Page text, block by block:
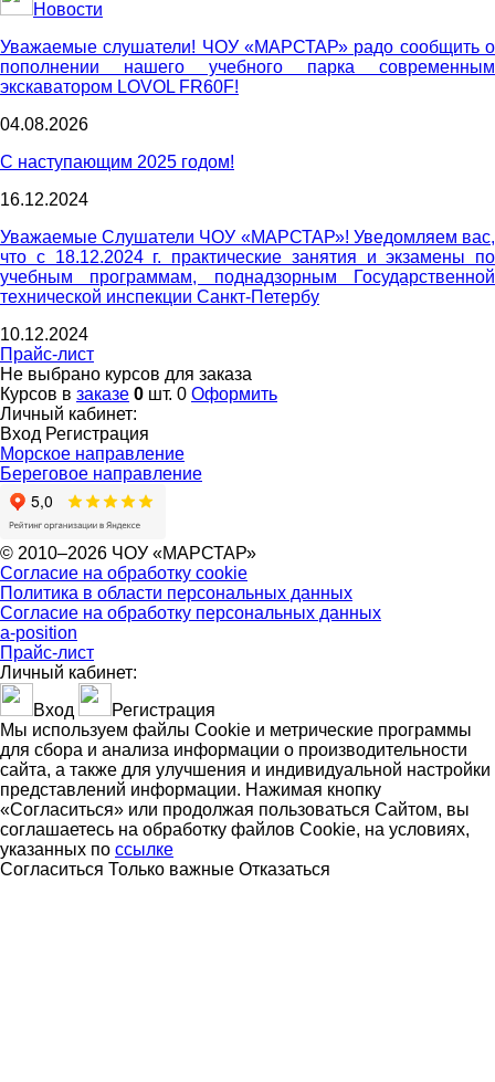
Новости
Уважаемые слушатели! ЧОУ «МАРСТАР» радо сообщить о
пополнении нашего учебного парка современным
экскаватором LOVOL FR60F!
04.08.2026
С наступающим 2025 годом!
16.12.2024
Уважаемые Слушатели ЧОУ «МАРСТАР»! Уведомляем вас,
что с 18.12.2024 г. практические занятия и экзамены по
учебным программам, поднадзорным Государственной
технической инспекции Санкт-Петербу
10.12.2024
Прайс-лист
Не выбрано курсов для заказа
Курсов в заказе 0 шт. 0 Оформить
Личный кабинет:
Вход Регистрация
Морское направление
Береговое направление
© 2010–2026 ЧОУ «МАРСТАР»
Согласие на обработку cookie
Политика в области персональных данных
Согласие на обработку персональных данных
a-position
Прайс-лист
Личный кабинет:
Вход
Регистрация
Мы используем файлы Cookie и метрические программы
для сбора и анализа информации о производительности
сайта, а также для улучшения и индивидуальной настройки
представлений информации. Нажимая кнопку
«Согласиться» или продолжая пользоваться Сайтом, вы
соглашаетесь на обработку файлов Cookie, на условиях,
указанных по ссылке
Согласиться Только важные Отказаться